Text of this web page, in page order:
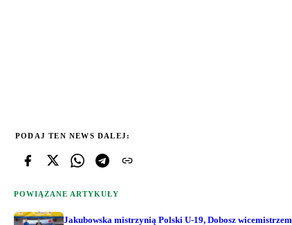
PODAJ TEN NEWS DALEJ:
POWIĄZANE ARTYKUŁY
Jakubowska mistrzynią Polski U-19, Dobosz wicemistrzem